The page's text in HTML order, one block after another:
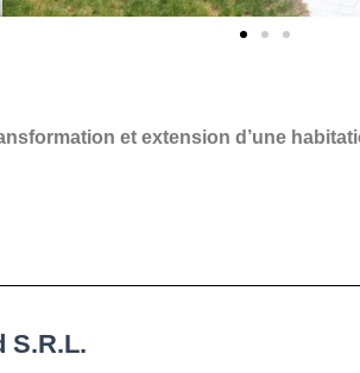
et extension d’une
S.R.L.